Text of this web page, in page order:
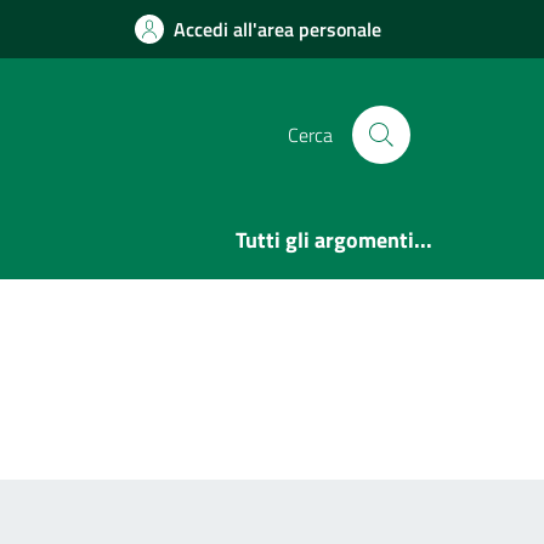
Accedi all'area personale
Cerca
Tutti gli argomenti...